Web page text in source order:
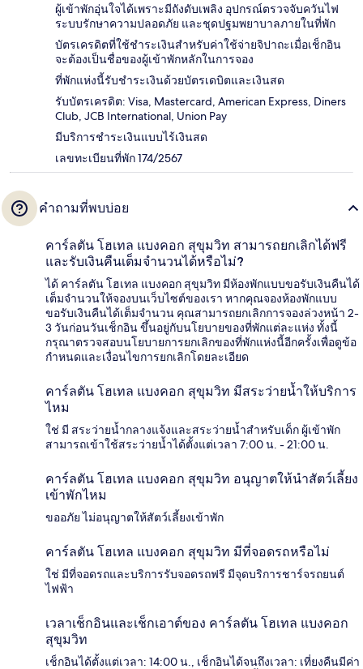
ผู้เข้าพักอุ่นใจได้เพราะมีถังดับเพลิง อุปกรณ์ตรวจจับควันไฟ
ระบบรักษาความปลอดภัย และชุดปฐมพยาบาลภายในที่พัก
บัตรเครดิตที่ใช้ชำระเงินสำหรับค่าใช้จ่ายจิปาถะเมื่อเช็กอิน
จะต้องเป็นชื่อของผู้เข้าพักหลักในการจอง
ที่พักแห่งนี้รับชำระเงินด้วยบัตรเดบิตและเงินสด
รับบัตรเครดิต: Visa, Mastercard, American Express, Diners
Club, JCB International, Union Pay
มีบริการชำระเงินแบบไร้เงินสด
เลขทะเบียนที่พัก 174/2567
คำถามที่พบบ่อย
คาร์ลตัน โฮเทล แบงคอก สุขุมวิท สามารถยกเลิกได้ฟรี
และรับเงินคืนเต็มจำนวนได้หรือไม่?
ได้ คาร์ลตัน โฮเทล แบงคอก สุขุมวิท มีห้องพักแบบขอรับเงินคืนได้
เต็มจำนวนให้จองบนเว็บไซต์ของเรา หากคุณจองห้องพักแบบ
ขอรับเงินคืนได้เต็มจำนวน คุณสามารถยกเลิกการจองล่วงหน้า 2-
3 วันก่อนวันเช็กอิน ขึ้นอยู่กับนโยบายของที่พักแต่ละแห่ง ทั้งนี้
กรุณาตรวจสอบนโยบายการยกเลิกของที่พักแห่งนี้อีกครั้งเพื่อดูข้อ
กำหนดและเงื่อนไขการยกเลิกโดยละเอียด
คาร์ลตัน โฮเทล แบงคอก สุขุมวิท มีสระว่ายน้ำให้บริการ
ไหม
ใช่ มี สระว่ายน้ำกลางแจ้งและสระว่ายน้ำสำหรับเด็ก ผู้เข้าพัก
สามารถเข้าใช้สระว่ายน้ำได้ตั้งแต่เวลา 7:00 น. - 21:00 น.
คาร์ลตัน โฮเทล แบงคอก สุขุมวิท อนุญาตให้นำสัตว์เลี้ยง
เข้าพักไหม
ขออภัย ไม่อนุญาตให้สัตว์เลี้ยงเข้าพัก
คาร์ลตัน โฮเทล แบงคอก สุขุมวิท มีที่จอดรถหรือไม่
ใช่ มีที่จอดรถและบริการรับจอดรถฟรี มีจุดบริการชาร์จรถยนต์
ไฟฟ้า
เวลาเช็กอินและเช็กเอาต์ของ คาร์ลตัน โฮเทล แบงคอก
สุขุมวิท
เช็กอินได้ตั้งแต่เวลา: 14:00 น., เช็กอินได้จนถึงเวลา: เที่ยงคืนมีค่า